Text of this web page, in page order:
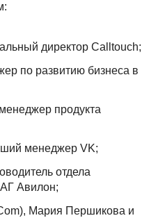
директор Calltouch;
по развитию бизнеса в
продукта
менеджер VK;
отдела
Авилон;
Мария Першикова и